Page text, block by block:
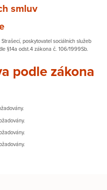
smluv
poskytovatel sociálních služeb
§14a odst.4 zákona č. 106/1999Sb.
podle zákona